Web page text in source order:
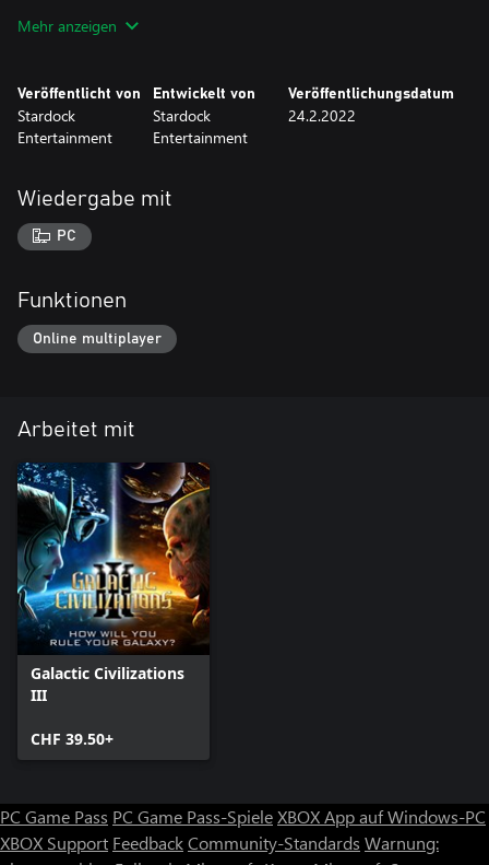
Ergänzung deines Galactic Civilizations III-Erlebnisses, die du
einfach haben musst.
Mehr anzeigen
Veröffentlicht von
Stardock
Entertainment
Entwickelt von
Stardock
Entertainment
Veröffentlichungsdatum
24.2.2022
Wiedergabe mit
PC
Funktionen
Online multiplayer
Arbeitet mit
Galactic Civilizations
III
CHF 39.50+
PC Game Pass PC Game Pass-SpieleXBOX App auf Windows-PC
XBOX Support FeedbackCommunity-Standards Warnung: